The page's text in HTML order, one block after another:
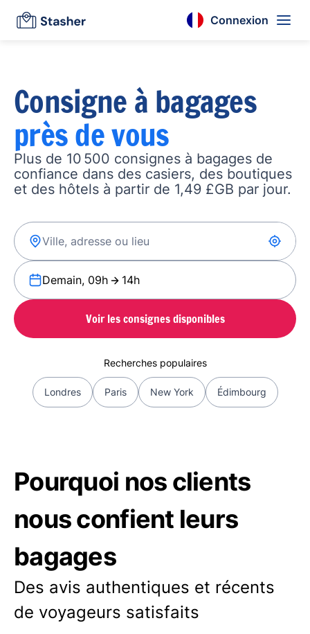
Connexion
Consigne à bagages
près de vous
Plus de 10 500 consignes à bagages de
confiance dans des casiers, des boutiques
et des hôtels à partir de 1,49 £GB par jour.
Demain, 09h 14h
Voir les consignes disponibles
Recherches populaires
Londres Paris New York Édimbourg
Pourquoi nos clients
nous confient leurs
bagages
Des avis authentiques et récents
de voyageurs satisfaits